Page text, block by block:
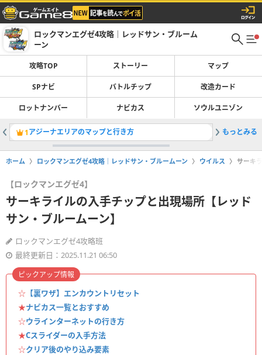
ロックマンエグゼ4攻略｜レッドサン・ブルーム
ーン
攻略TOP ストーリー マップ
SPナビ バトルチップ 改造カード
ロットナンバー ナビカス ソウルユニゾン
1アジーナエリアのマップと行き方 2ウイン
もっとみる
ホーム ロックマンエグゼ4攻略｜レッドサン・ブルームーン ウイルス サーキ
【ロックマンエグゼ4】
サーキライルの入手チップと出現場所【レッド
サン・ブルームーン】
ロックマンエグゼ4攻略班
最終更新日：2025.11.21 06:50
☆ 【裏ワザ】エンカウントリセット
★ナビカス一覧とおすすめ
☆ウラインターネットの行き方
★Cスライダーの入手方法
☆クリア後のやり込み要素
ピックアップ情報